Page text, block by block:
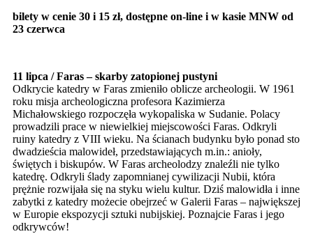
bilety w cenie 30 i 15 zł, dostępne on-line i w kasie MNW od
23 czerwca
11 lipca / Faras – skarby zatopionej pustyni
Odkrycie katedry w Faras zmieniło oblicze archeologii. W 1961
roku misja archeologiczna profesora Kazimierza
Michałowskiego rozpoczęła wykopaliska w Sudanie. Polacy
prowadzili prace w niewielkiej miejscowości Faras. Odkryli
ruiny katedry z VIII wieku. Na ścianach budynku było ponad sto
dwadzieścia malowideł, przedstawiających m.in.: anioły,
świętych i biskupów. W Faras archeolodzy znaleźli nie tylko
katedrę. Odkryli ślady zapomnianej cywilizacji Nubii, która
prężnie rozwijała się na styku wielu kultur. Dziś malowidła i inne
zabytki z katedry możecie obejrzeć w Galerii Faras – największej
w Europie ekspozycji sztuki nubijskiej. Poznajcie Faras i jego
odkrywców!